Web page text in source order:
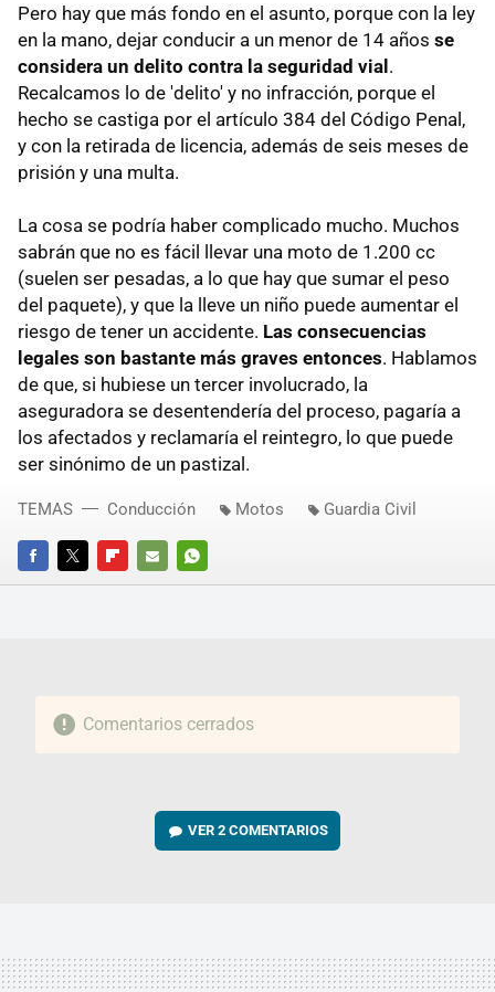
Pero hay que más fondo en el asunto, porque con la ley
en la mano, dejar conducir a un menor de 14 años se
considera un delito contra la seguridad vial.
Recalcamos lo de 'delito' y no infracción, porque el
hecho se castiga por el artículo 384 del Código Penal,
y con la retirada de licencia, además de seis meses de
prisión y una multa.
La cosa se podría haber complicado mucho. Muchos
sabrán que no es fácil llevar una moto de 1.200 cc
(suelen ser pesadas, a lo que hay que sumar el peso
del paquete), y que la lleve un niño puede aumentar el
riesgo de tener un accidente. Las consecuencias
legales son bastante más graves entonces. Hablamos
de que, si hubiese un tercer involucrado, la
aseguradora se desentendería del proceso, pagaría a
los afectados y reclamaría el reintegro, lo que puede
ser sinónimo de un pastizal.
FACEBOOKTWITTERFLIPBOARD
E-
WHATSAPP
TEMAS Conducción Motos Guardia Civil
Comentarios cerrados
VER2 COMENTARIOS